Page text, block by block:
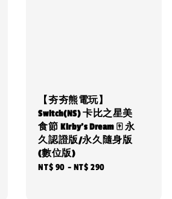
【夯夯熊電玩】
Switch(NS) 卡比之星美
食節 Kirby’s Dream 🀄 永
久認證版/永久隨身版
(數位版)
Regular
NT$ 90 - NT$ 290